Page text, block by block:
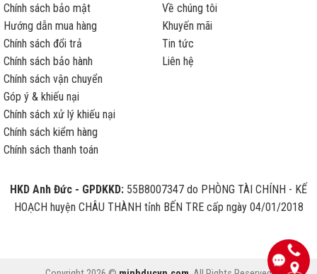
Chính sách bảo mật
Hướng dẫn mua hàng
Chính sách đổi trả
Chính sách bảo hành
Chính sách vận chuyển
Góp ý & khiếu nại
Chính sách xử lý khiếu nại
Chính sách kiểm hàng
Chính sách thanh toán
Về chúng tôi
Khuyến mãi
Tin tức
Liên hệ
HKD Anh Đức - GPDKKD: 55B8007347 do PHÒNG TÀI CHÍNH - KẾ
HOẠCH huyện CHÂU THÀNH tỉnh BẾN TRE cấp ngày 04/01/2018